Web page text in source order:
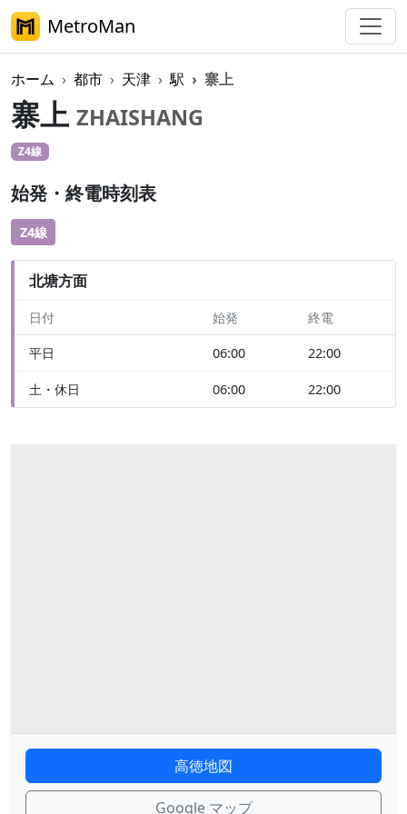
MetroMan
ホーム 都市 天津 駅 寨上
寨上 ZHAISHANG
Z4線
始発・終電時刻表
Z4線
北塘方面
日付 始発 終電
平日 06:00 22:00
土・休日 06:00 22:00
高徳地図
Google マップ